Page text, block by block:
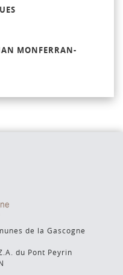
MONFERRAN-
de la Gascogne
du Pont Peyrin